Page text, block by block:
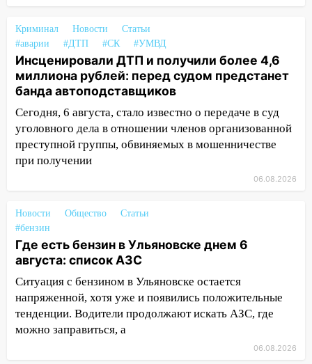
Ульяновске задержали 19-летнюю
сообщницу мошенников
16:12 Едва не перерезал горло: в
Вешкайме посиделки с судимым
знакомым закончились для женщины
больницей
16:06 18-летняя девушка без прав
перевернулась на мопеде и попала в
больницу
миллионов рублей за криминальное
покровительство
15:32 На «кольце» кроссовер сбил 18-
летнего мопедиста
15:00 В Ульяновске после тройного ДТП
госпитализировали 25-летнего байкера
14:32
На Ульяновскую область
Криминал Новости
Статьи
#аварии
#ДТП #СК #УМВД
Инсценировали ДТП и получили более 4,6
миллиона рублей: перед судом предстанет
банда автоподставщиков
Сегодня, 6 августа, стало известно о передаче в суд
уголовного дела в отношении членов организованной
преступной группы, обвиняемых в мошенничестве
при получении
06.08.2026
Новости Общество
Статьи
#бензин
Где есть бензин в Ульяновске днем 6
августа: список АЗС
Ситуация с бензином в Ульяновске остается
напряженной, хотя уже и появились положительные
тенденции. Водители продолжают искать АЗС, где
можно заправиться, а
06.08.2026